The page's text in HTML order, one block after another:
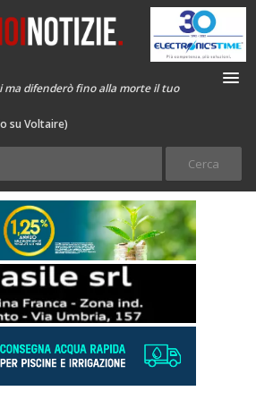
ma difenderò fino alla morte il tuo
su Voltaire)